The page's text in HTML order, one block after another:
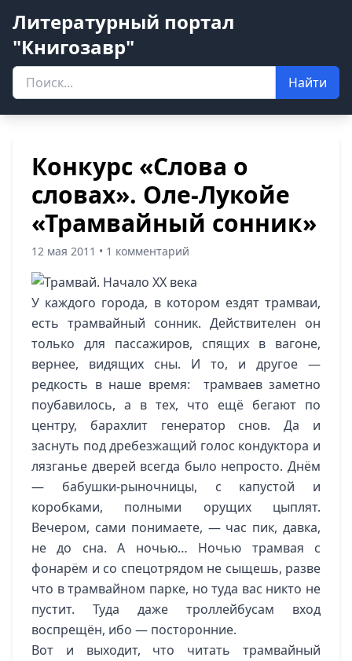
Литературный портал
"Книгозавр"
Найти
Конкурс «Слова о
словах». Оле-Лукойе
«Трамвайный сонник»
12 мая 2011 • 1 комментарий
У каждого города, в котором ездят трамваи,
есть трамвайный сонник. Действителен он
только для пассажиров, спящих в вагоне,
вернее, видящих сны. И то, и другое —
редкость в наше время: трамваев заметно
поубавилось, а в тех, что ещё бегают по
центру, барахлит генератор снов. Да и
заснуть под дребезжащий голос кондуктора и
лязганье дверей всегда было непросто. Днём
— бабушки-рыночницы, с капустой и
коробками, полными орущих цыплят.
Вечером, сами понимаете, — час пик, давка,
не до сна. А ночью… Ночью трамвая с
фонарём и со спецотрядом не сыщешь, разве
что в трамвайном парке, но туда вас никто не
пустит. Туда даже троллейбусам вход
воспрещён, ибо — посторонние.
Вот и выходит, что читать трамвайный